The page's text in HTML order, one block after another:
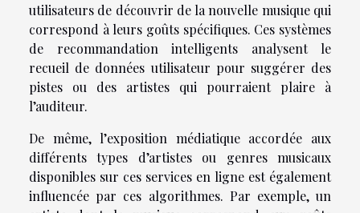
utilisateurs de découvrir de la nouvelle musique qui
correspond à leurs goûts spécifiques. Ces systèmes
de recommandation intelligents analysent le
recueil de données utilisateur pour suggérer des
pistes ou des artistes qui pourraient plaire à
l’auditeur.
De même, l’exposition médiatique accordée aux
différents types d’artistes ou genres musicaux
disponibles sur ces services en ligne est également
influencée par ces algorithmes. Par exemple, un